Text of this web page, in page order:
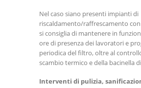
Nel caso siano presenti impianti di
riscaldamento/raffrescamento
si consiglia di mantenere in
ore di presenza dei lavoratori e
periodica del filtro, oltre al
scambio termico e della bacinella
Interventi di pulizia,